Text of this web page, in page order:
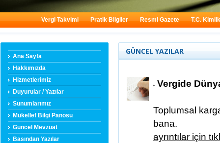
Vergi Takvimi Pratik Bilgiler Resmi Gazete T.C.
Ana Sayfa
Hakkımızda
Hizmetlerimiz
Duyurular / Yazılar
Sunumlarımız
Mükellef Bilgi Panosu
Güncel Mevzuat
Basından Yazılar
GÜNCEL YAZILAR
Vergide
Toplumsal
bana.
ayrıntılar için